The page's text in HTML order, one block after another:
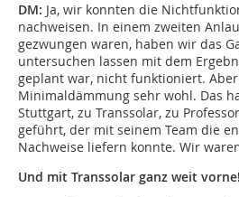
DM: Ja, wir konnten die
nachweisen. In einem zweiten
gezwungen waren, haben wir das
untersuchen lassen mit dem
geplant war, nicht funktioniert.
Minimaldämmung sehr wohl. Das
Stuttgart, zu Transsolar, zu
geführt, der mit seinem Team die
Nachweise liefern konnte. Wir
Und mit Transsolar ganz weit vorne!